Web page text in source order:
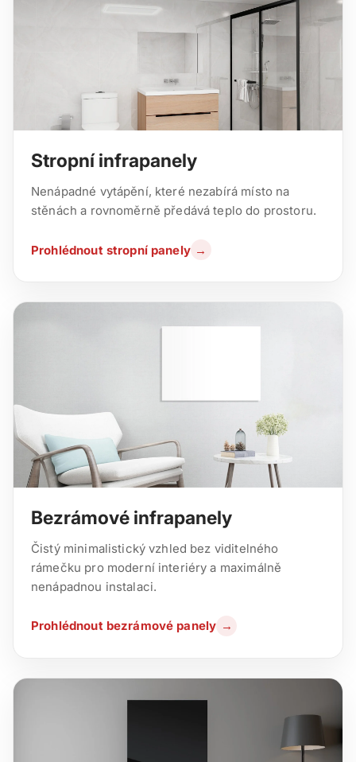
Stropní infrapanely
Nenápadné vytápění, které nezabírá místo na
stěnách a rovnoměrně předává teplo do prostoru.
Prohlédnout stropní panely →
Bezrámové infrapanely
Čistý minimalistický vzhled bez viditelného
rámečku pro moderní interiéry a maximálně
nenápadnou instalaci.
Prohlédnout bezrámové panely →